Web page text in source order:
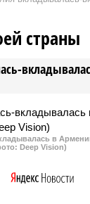
страны
в
Deep Vision)